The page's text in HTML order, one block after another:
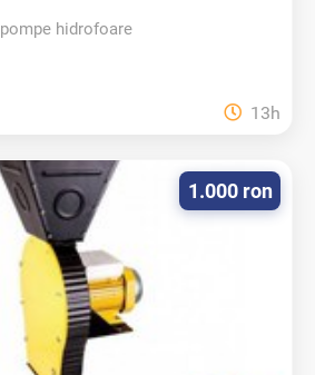
pompe hidrofoare
13h
1.000 ron